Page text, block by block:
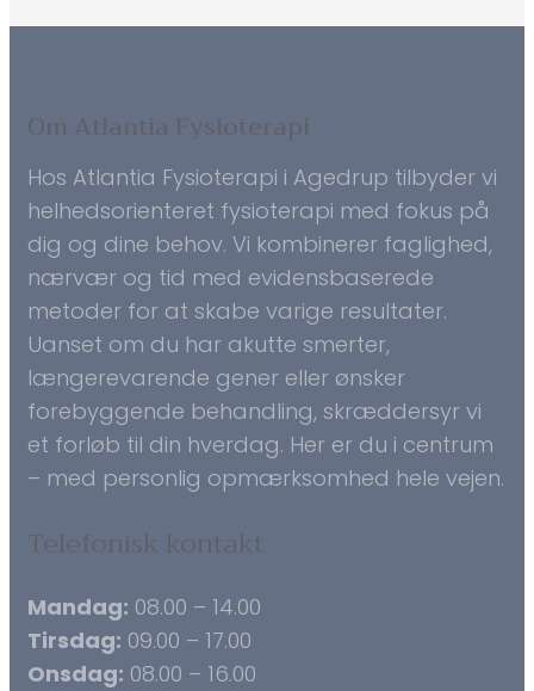
Om Atlantia Fysioterapi
Hos Atlantia Fysioterapi i Agedrup tilbyder vi
helhedsorienteret fysioterapi med fokus på
dig og dine behov. Vi kombinerer faglighed,
nærvær og tid med evidensbaserede
metoder for at skabe varige resultater.
Uanset om du har akutte smerter,
længerevarende gener eller ønsker
forebyggende behandling, skræddersyr vi
et forløb til din hverdag. Her er du i centrum
– med personlig opmærksomhed hele vejen.
Telefonisk kontakt
Mandag: 08.00 – 14.00
Tirsdag: 09.00 – 17.00
Onsdag: 08.00 – 16.00